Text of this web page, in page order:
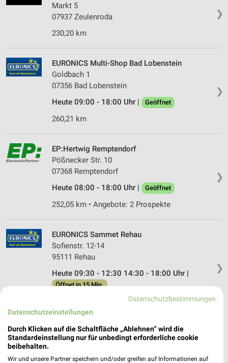
❯
Markt 5
07937 Zeulenroda
230,20 km
❯
EURONICS Multi-Shop Bad Lobenstein
Goldbach 1
07356 Bad Lobenstein
Heute 09:00 - 18:00 Uhr |
Geöffnet
260,21 km
❯
EP:Hertwig Remptendorf
Pößnecker Str. 10
07368 Remptendorf
Heute 08:00 - 18:00 Uhr |
Geöffnet
252,05 km • Angebote: 2 Prospekte
❯
EURONICS Sammet Rehau
Sofienstr. 12-14
95111 Rehau
Heute 09:30 - 12:30 14:30 - 18:00 Uhr |
Öffnet in 15 Min.
EP:K&amp;K Electro Greiz
Carolinenstr. 10
Datenschutzbestimmungen
Datenschutzeinstellungen
Durch Klicken auf die Schaltfläche „Ablehnen“ wird die
Standardeinstellung nur für unbedingt erforderliche cookie
beibehalten.
Wir und unsere Partner speichern und/oder greifen auf Informationen auf